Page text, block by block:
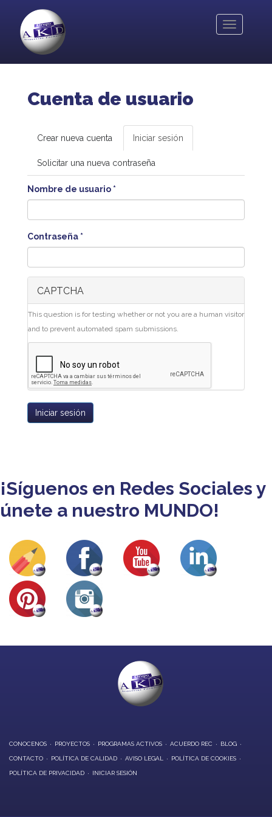
contenido
principal
Toggle
Cuenta de usuario
Solapas
principales
Crear nueva cuenta Iniciar sesión
activa)
Solicitar una nueva contraseña
Nombre de usuario *
Contraseña *
CAPTCHA
This question is for testing whether or not you are a human visitor
and to prevent automated spam submissions.
Iniciar sesión
¡Síguenos en Redes Sociales y
únete a nuestro MUNDO!
CONOCENOS PROYECTOS PROGRAMAS ACTIVOS ACUERDO REC BLOG
CONTACTO POLÍTICA DE CALIDAD AVISO LEGAL POLÍTICA DE COOKIES
POLÍTICA DE PRIVACIDAD INICIAR SESIÓN